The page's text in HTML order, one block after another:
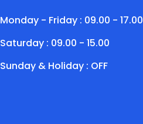
Monday - Friday : 09.00 - 17.00
Saturday : 09.00 - 15.00
Sunday & Holiday : OFF